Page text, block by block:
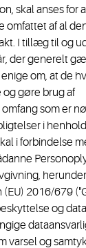
skal anses for
omfattet af al
I tillæg til og
der generelt
om, at de
og gøre brug af
som er
i
i forbindelse
herunder
2016/679
og
varsel og